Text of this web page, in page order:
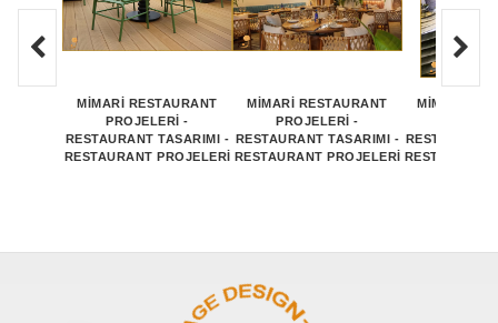
MİMARİ RESTAURANT
PROJELERİ -
RESTAURANT TASARIMI -
RESTAURANT PROJELERİ
MİMARİ RESTAURANT
PROJELERİ -
RESTAURANT TASARIMI -
RESTAURANT PROJELERİ
MİMARİ
RESTAURANT